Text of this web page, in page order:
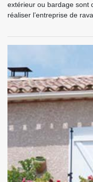
extérieur ou bardage sont
réaliser l’entreprise de